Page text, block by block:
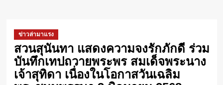
ข่าวล่ามาแรง
สวนสุนันทา แสดงความจงรักภักดี ร่วม
บันทึกเทปถวายพระพร สมเด็จพระนาง
เจ้าสุทิดา เนื่องในโอกาสวันเฉลิม